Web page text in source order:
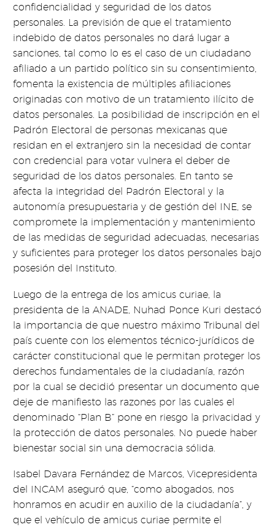
confidencialidad y seguridad de los datos
personales. La previsión de que el tratamiento
indebido de datos personales no dará lugar a
sanciones, tal como lo es el caso de un ciudadano
afiliado a un partido político sin su consentimiento,
fomenta la existencia de múltiples afiliaciones
originadas con motivo de un tratamiento ilícito de
datos personales. La posibilidad de inscripción en el
Padrón Electoral de personas mexicanas que
residan en el extranjero sin la necesidad de contar
con credencial para votar vulnera el deber de
seguridad de los datos personales. En tanto se
afecta la integridad del Padrón Electoral y la
autonomía presupuestaria y de gestión del INE, se
compromete la implementación y mantenimiento
de las medidas de seguridad adecuadas, necesarias
y suficientes para proteger los datos personales bajo
posesión del Instituto.
Luego de la entrega de los amicus curiae, la
presidenta de la ANADE, Nuhad Ponce Kuri destacó
la importancia de que nuestro máximo Tribunal del
país cuente con los elementos técnico-jurídicos de
carácter constitucional que le permitan proteger los
derechos fundamentales de la ciudadanía, razón
por la cual se decidió presentar un documento que
deje de manifiesto las razones por las cuales el
denominado “Plan B” pone en riesgo la privacidad y
la protección de datos personales. No puede haber
bienestar social sin una democracia sólida.
Isabel Davara Fernández de Marcos, Vicepresidenta
del INCAM aseguró que, “como abogados, nos
honramos en acudir en auxilio de la ciudadanía”, y
que el vehículo de amicus curiae permite el